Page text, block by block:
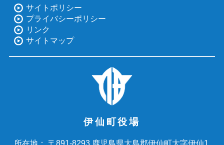
サイトポリシー
プライバシーポリシー
リンク
サイトマップ
伊仙町役場